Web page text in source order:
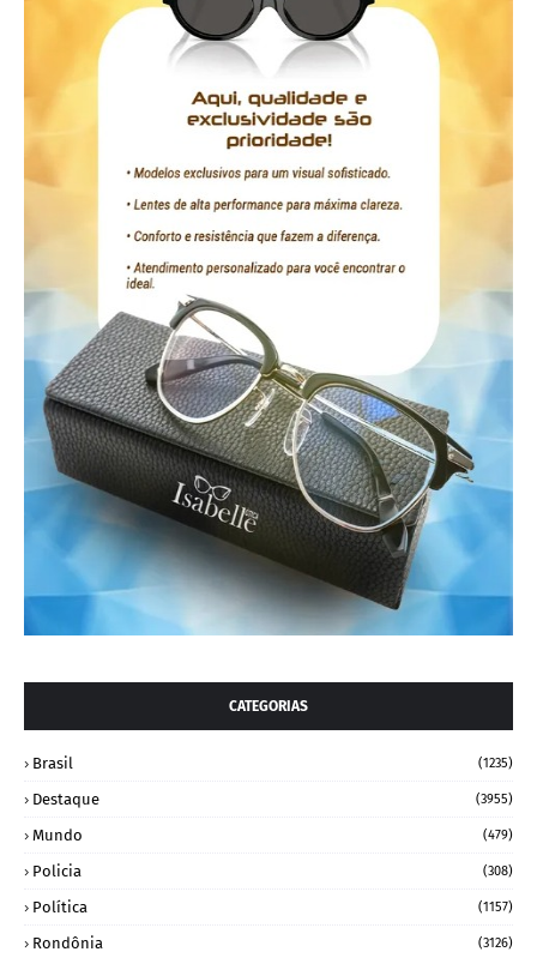
CATEGORIAS
Brasil (1235)
Destaque (3955)
Mundo (479)
Policia (308)
Política (1157)
Rondônia (3126)